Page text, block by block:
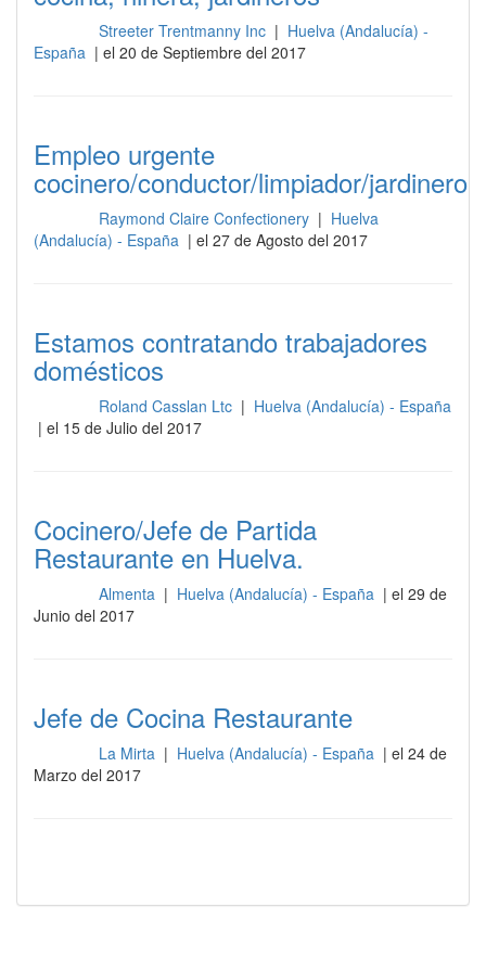
Streeter Trentmanny Inc | Huelva (Andalucía) -
España | el 20 de Septiembre del 2017
Empleo urgente
cocinero/conductor/limpiador/jardinero
Raymond Claire Confectionery | Huelva
(Andalucía) - España | el 27 de Agosto del 2017
Estamos contratando trabajadores
domésticos
Roland Casslan Ltc | Huelva (Andalucía) - España
| el 15 de Julio del 2017
Cocinero/Jefe de Partida
Restaurante en Huelva.
Almenta | Huelva (Andalucía) - España | el 29 de
Junio del 2017
Jefe de Cocina Restaurante
La Mirta | Huelva (Andalucía) - España | el 24 de
Marzo del 2017